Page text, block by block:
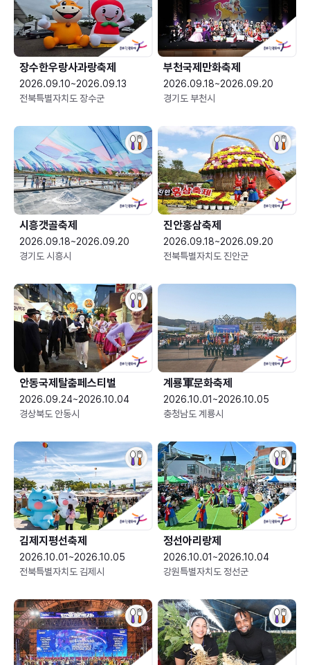
장수한우랑사과랑축제
2026.09.10~2026.09.13
전북특별자치도 장수군
부천국제만화축제
2026.09.18~2026.09.20
경기도 부천시
시흥갯골축제
2026.09.18~2026.09.20
경기도 시흥시
진안홍삼축제
2026.09.18~2026.09.20
전북특별자치도 진안군
안동국제탈춤페스티벌
2026.09.24~2026.10.04
경상북도 안동시
2026.10.01~2026.10.05
충청남도 계룡시
김제지평선축제
2026.10.01~2026.10.05
전북특별자치도 김제시
정선아리랑제
2026.10.01~2026.10.04
강원특별자치도 정선군